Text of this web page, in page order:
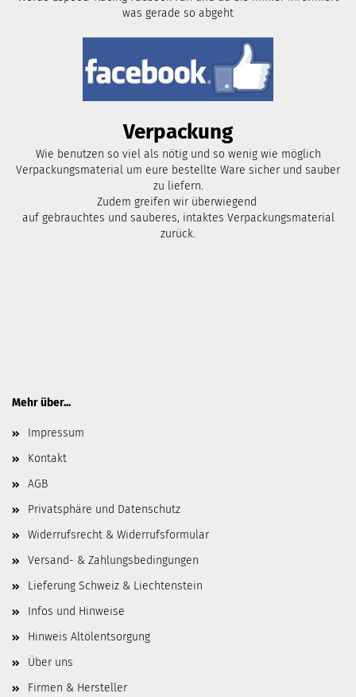
was gerade so abgeht
Verpackung
Wie benutzen so viel als nötig und so wenig wie möglich
Verpackungsmaterial um eure bestellte Ware sicher und sauber
zu liefern.
Zudem greifen wir überwiegend
auf gebrauchtes und sauberes, intaktes Verpackungsmaterial
zurück.
Mehr über...
Impressum
Kontakt
AGB
Privatsphäre und Datenschutz
Widerrufsrecht & Widerrufsformular
Versand- & Zahlungsbedingungen
Lieferung Schweiz & Liechtenstein
Infos und Hinweise
Hinweis Altölentsorgung
Über uns
Firmen & Hersteller